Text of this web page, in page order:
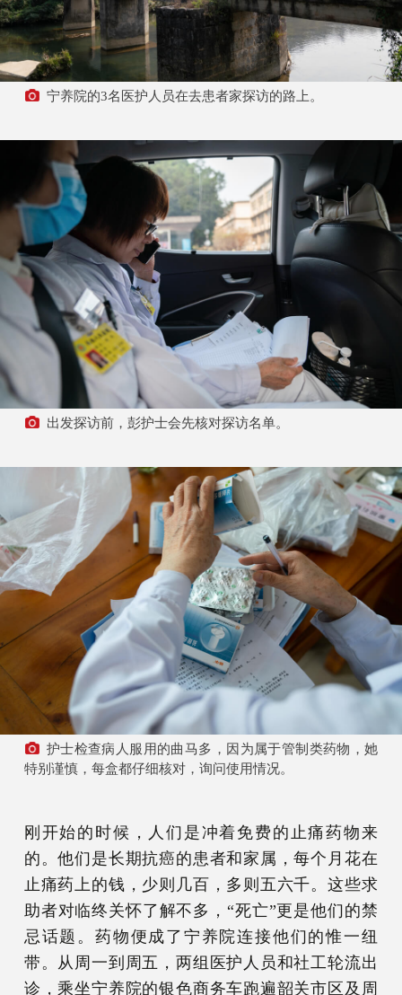
宁养院的3名医护人员在去患者家探访的路上。
出发探访前，彭护士会先核对探访名单。
护士检查病人服用的曲马多，因为属于管制类药物，她
特别谨慎，每盒都仔细核对，询问使用情况。
刚开始的时候，人们是冲着免费的止痛药物来
的。他们是长期抗癌的患者和家属，每个月花在
止痛药上的钱，少则几百，多则五六千。这些求
助者对临终关怀了解不多，“死亡”更是他们的禁
忌话题。药物便成了宁养院连接他们的惟一纽
带。从周一到周五，两组医护人员和社工轮流出
诊，乘坐宁养院的银色商务车跑遍韶关市区及周